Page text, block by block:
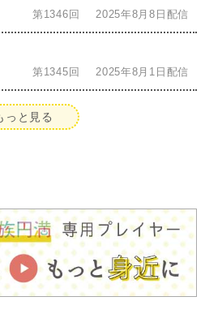
第1346回 2025年8月8日配信
第1345回 2025年8月1日配信
っと見る